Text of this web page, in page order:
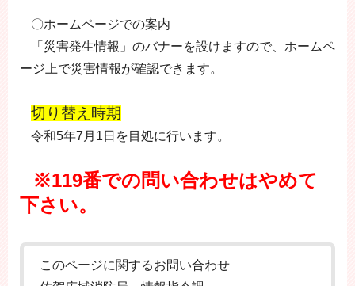
〇ホームページでの案内
「災害発生情報」のバナーを設けますので、ホームペ
ージ上で災害情報が確認できます。
切り替え時期
令和5年7月1日を目処に行います。
※119番での問い合わせはやめて
下さい。
このページに関するお問い合わせ